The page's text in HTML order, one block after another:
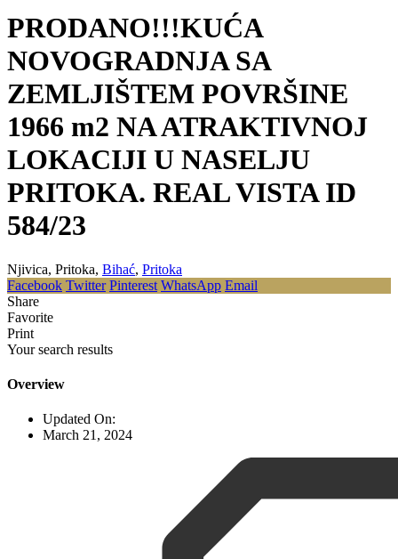
PRODANO!!!KUĆA
NOVOGRADNJA SA
ZEMLJIŠTEM POVRŠINE
1966 m2 NA ATRAKTIVNOJ
LOKACIJI U NASELJU
PRITOKA. REAL VISTA ID
584/23
Njivica, Pritoka, Bihać, Pritoka
Facebook Twitter Pinterest WhatsApp Email
Share
Favorite
Print
Your search results
Overview
Updated On:
March 21, 2024